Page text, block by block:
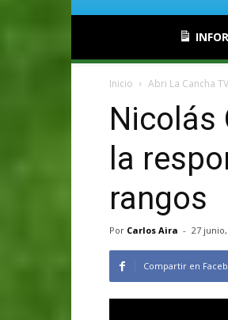
Inicio Abri La Cancha TV
Nicolás
la
rangos
Por Carlos Aira - 27
Compartir en